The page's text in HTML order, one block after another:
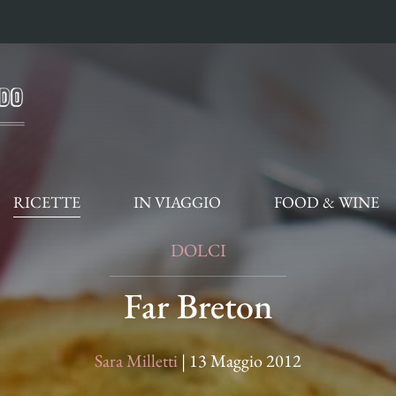
RICETTE IN VIAGGIO FOOD & WINE
DOLCI
Far Breton
Sara Milletti | 13 Maggio 2012